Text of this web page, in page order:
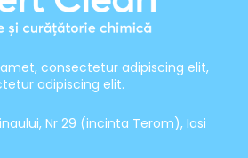
consectetur adipiscing elit,
adipiscing elit.
Nr 29 (incinta Terom), Iasi